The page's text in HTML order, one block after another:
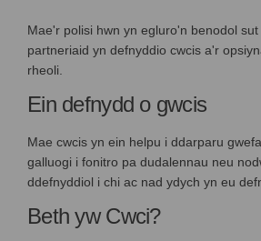
Mae'r polisi hwn yn egluro'n benodol
partneriaid yn defnyddio cwcis a'r
rheoli.
Ein defnydd o gwcis
Mae cwcis yn ein helpu i ddarparu
galluogi i fonitro pa dudalennau neu
ddefnyddiol i chi ac nad ydych yn eu
Beth yw Cwci?